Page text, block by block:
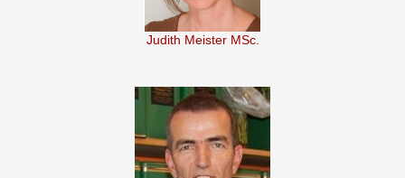
Judith Meister MSc.